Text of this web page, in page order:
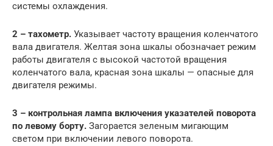
системы охлаждения.
2 – тахометр. Указывает частоту вращения коленчатого
вала двигателя. Желтая зона шкалы обозначает режим
работы двигателя с высокой частотой вращения
коленчатого вала, красная зона шкалы — опасные для
двигателя режимы.
3 – контрольная лампа включения указателей поворота
по левому борту. Загорается зеленым мигающим
светом при включении левого поворота.